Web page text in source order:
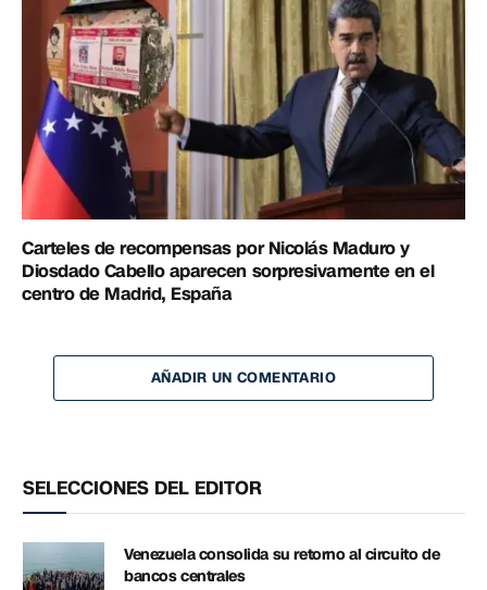
Carteles de recompensas por Nicolás Maduro y
Diosdado Cabello aparecen sorpresivamente en el
centro de Madrid, España
AÑADIR UN COMENTARIO
SELECCIONES DEL EDITOR
Venezuela consolida su retorno al circuito de
bancos centrales